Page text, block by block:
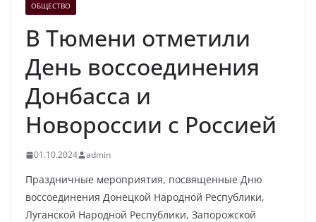
ОБЩЕСТВО
В Тюмени отметили
День воссоединения
Донбасса и
Новороссии с Россией
01.10.2024 admin
Праздничные мероприятия, посвященные Дню
воссоединения Донецкой Народной Республики,
Луганской Народной Республики, Запорожской